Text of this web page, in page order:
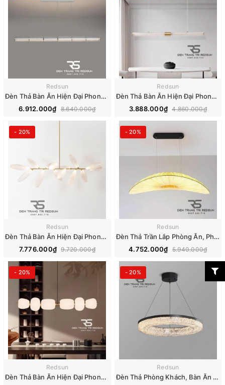
Redsun
Đèn Thả Bàn Ăn Hiện Đại Phong Cách Bắc Âu DC-T103
6.912.000₫ 8.640.000₫
Redsun
Đèn Thả Bàn Ăn Hiện Đại Phong Cách Bắc Âu Dáng Dài DC-T098
3.888.000₫ 4.860.000₫
- 20%
Redsun
Đèn Thả Bàn Ăn Hiện Đại Phong Cách Bắc Âu Choá Thủy Tinh DC-T102
7.776.000₫ 9.720.000₫
- 20%
Redsun
Đèn Thả Trần Lắp Phòng Ăn, Phòng Khách, Phòng Ngủ Hiện Đại Hình Thuyền Buồm DC-T099
4.752.000₫ 5.940.000₫
- 20%
Redsun
Đèn Thả Bàn Ăn Hiện Đại Phong Cách Bắc Âu Dáng Dài DC-T097
- 20%
Redsun
Đèn Thả Phòng Khách, Bàn Ăn Hiện Đại Phong Cách Bắc Âu Dáng Tròn DC-L065